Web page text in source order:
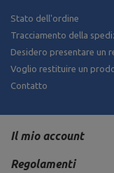
Stato dell'ordine
Tracciamento della
Desidero presentare un
Voglio restituire un
Contatto
Il mio account
Regolamenti